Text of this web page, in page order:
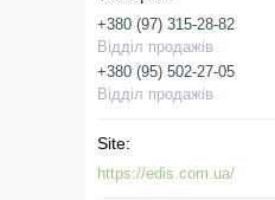
+380 (97) 315-28-82
Відділ продажів
+380 (95) 502-27-05
Відділ продажів
https://edis.com.ua/